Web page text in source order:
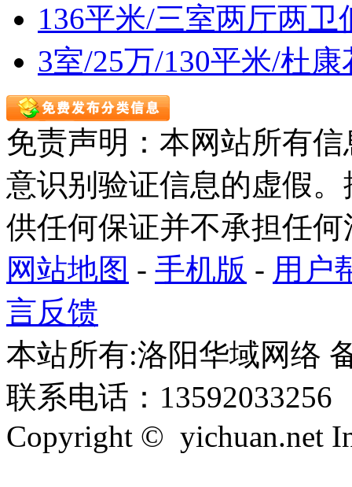
136平米/三室两厅两卫
3室/25万/130平米/杜
免责声明：本网站所有
意识别验证信息的虚假
供任何保证并不承担任
网站地图 - 手机版 - 用户
言反馈
本站所有:洛阳华域网络
联系电话：13592033256
Copyright © yichuan.net